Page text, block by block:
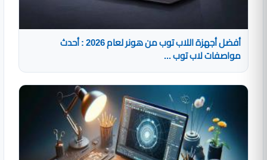
أفضل أجهزة اللاب توب من هونر لعام 2026 : أحدث
مواصفات لاب توب ...